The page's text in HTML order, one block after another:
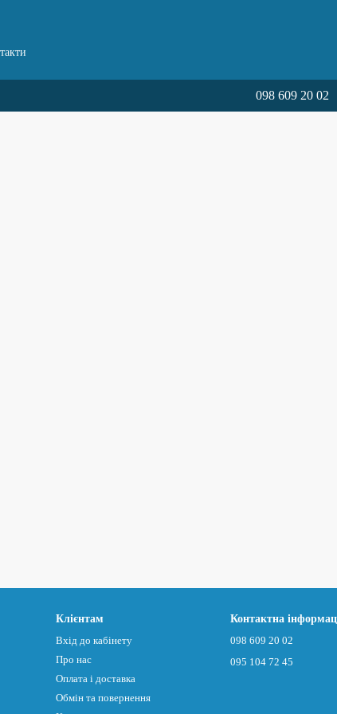
098 609 20 02
Клієнтам
Вхід до кабінету
Про нас
Оплата і доставка
Обмін та повернення
Контактна
098 609 20 02
095 104 72 45